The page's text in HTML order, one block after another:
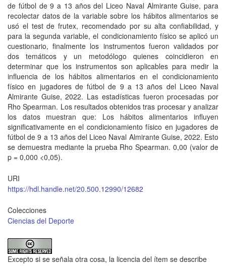
de fútbol de 9 a 13 años del Liceo Naval Almirante Guise, para
recolectar datos de la variable sobre los hábitos alimentarios se
usó el test de frutex, recomendado por su alta confiabilidad, y
para la segunda variable, el condicionamiento físico se aplicó un
cuestionario, finalmente los instrumentos fueron validados por
dos temáticos y un metodólogo quienes coincidieron en
determinar que los instrumentos son aplicables para medir la
influencia de los hábitos alimentarios en el condicionamiento
físico en jugadores de fútbol de 9 a 13 años del Liceo Naval
Almirante Guise, 2022. Las estadísticas fueron procesadas por
Rho Spearman. Los resultados obtenidos tras procesar y analizar
los datos muestran que: Los hábitos alimentarios influyen
significativamente en el condicionamiento físico en jugadores de
fútbol de 9 a 13 años del Liceo Naval Almirante Guise, 2022. Esto
se demuestra mediante la prueba Rho Spearman. 0,00 (valor de
p = 0,000 <0,05).
URI
https://hdl.handle.net/20.500.12990/12682
Colecciones
Ciencias del Deporte
Excepto si se señala otra cosa, la licencia del ítem se describe